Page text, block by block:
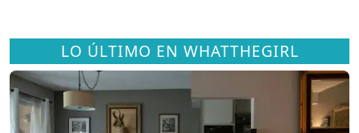
LO ÚLTIMO EN WHATTHEGIRL